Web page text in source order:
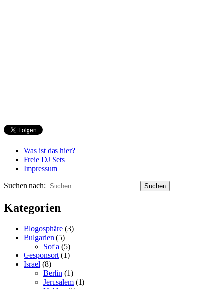
Was ist das hier?
Freie DJ Sets
Impressum
Suchen nach:
Kategorien
Blogosphäre (3)
Bulgarien (5)
Sofia (5)
Gesponsort (1)
Israel (8)
Berlin (1)
Jerusalem (1)